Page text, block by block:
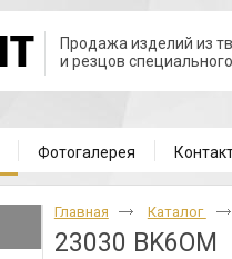
Продажа изделий из
и резцов
Фотогалерея
Главная Каталог
23030 BK6OM